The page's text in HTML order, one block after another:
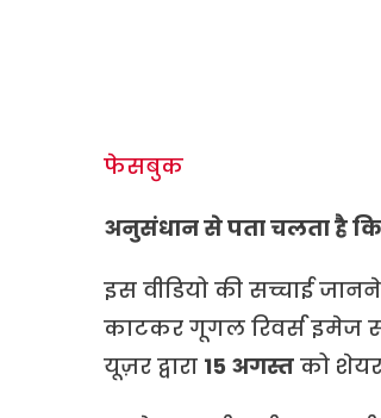
फेसबुक
अनुसंधान से पता चलता है
इस वीडियो की सच्चाई
काटकर गूगल रिवर्स इमेज
यूज़र द्वारा 15 अगस्त को